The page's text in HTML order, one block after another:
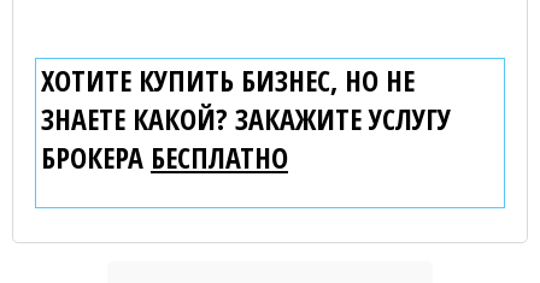
ХОТИТЕ КУПИТЬ БИЗНЕС, НО НЕ
ЗНАЕТЕ КАКОЙ? ЗАКАЖИТЕ УСЛУГУ
БРОКЕРА БЕСПЛАТНО